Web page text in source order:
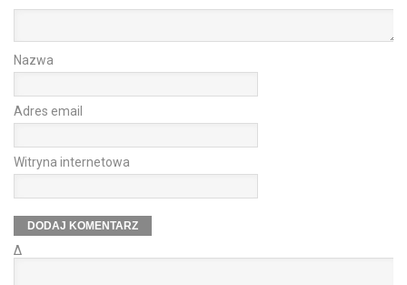
Nazwa
Adres email
Witryna internetowa
Δ